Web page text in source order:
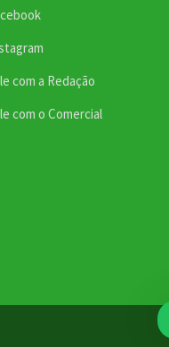
com a Redação
com o Comercial